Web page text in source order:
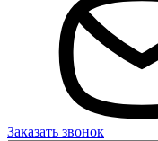
Заказать звонок